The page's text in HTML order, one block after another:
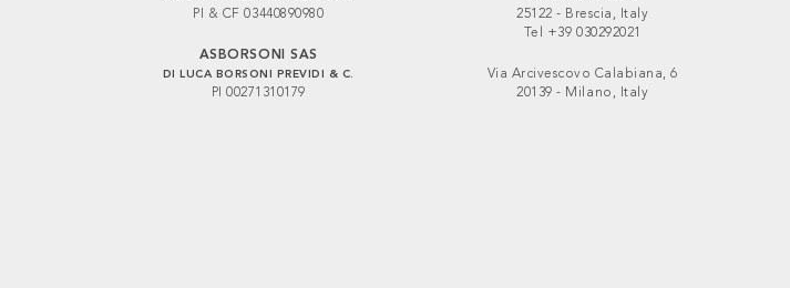
PI & CF 03440890980
ASBORSONI SAS
DI LUCA BORSONI PREVIDI & C.
PI 00271310179
25122 - Brescia, Italy
Tel +39 030292021
Via Arcivescovo Calabiana, 6
20139 - Milano, Italy